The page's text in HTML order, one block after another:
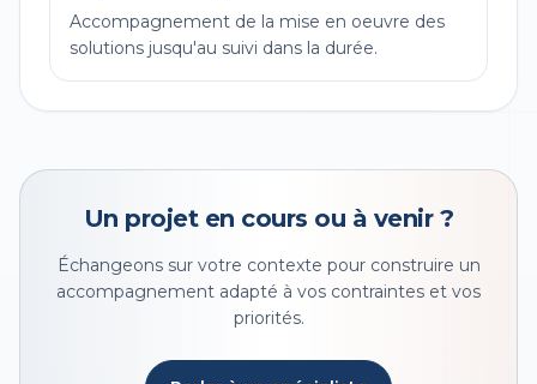
Accompagnement de la mise en oeuvre des
solutions jusqu'au suivi dans la durée.
Un projet en cours ou à venir ?
Échangeons sur votre contexte pour construire un
accompagnement adapté à vos contraintes et vos
priorités.